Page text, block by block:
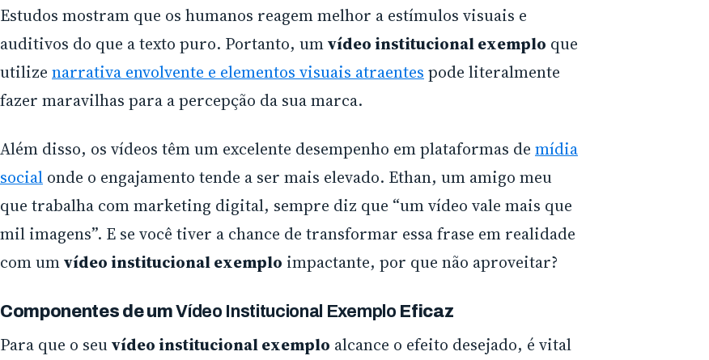
Estudos mostram que os humanos reagem melhor a estímulos visuais e
auditivos do que a texto puro. Portanto, umvídeo institucional exemplo que
utilize narrativa envolvente e elementos visuais atraentes pode literalmente
fazer maravilhas para a percepção da sua marca.
Além disso, os vídeos têm um excelente desempenho em plataformas de mídia
social onde o engajamento tende a ser mais elevado. Ethan, um amigo meu
que trabalha com marketing digital, sempre diz que “um vídeo vale mais que
mil imagens”. E se você tiver a chance de transformar essa frase em realidade
com umvídeo institucional exemplo impactante, por que não aproveitar?
Componentes de umVídeo Institucional Exemplo Eficaz
Para que o seuvídeo institucional exemplo alcance o efeito desejado, é vital